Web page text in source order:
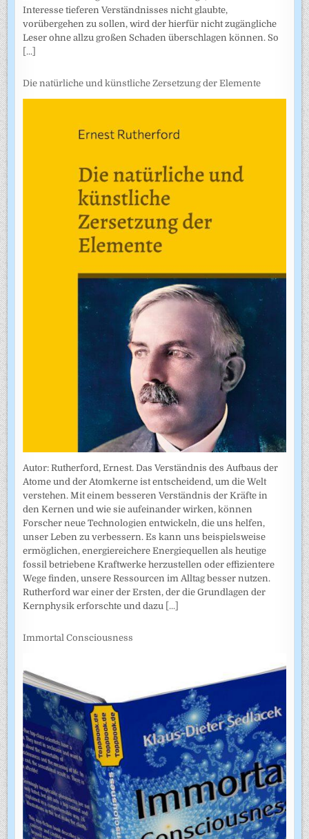
Interesse tieferen Verständnisses nicht glaubte,
vorübergehen zu sollen, wird der hierfür nicht zugängliche
Leser ohne allzu großen Schaden überschlagen können. So
[...]
Die natürliche und künstliche Zersetzung der Elemente
Autor: Rutherford, Ernest. Das Verständnis des Aufbaus der
Atome und der Atomkerne ist entscheidend, um die Welt
verstehen. Mit einem besseren Verständnis der Kräfte in
den Kernen und wie sie aufeinander wirken, können
Forscher neue Technologien entwickeln, die uns helfen,
unser Leben zu verbessern. Es kann uns beispielsweise
ermöglichen, energiereichere Energiequellen als heutige
fossil betriebene Kraftwerke herzustellen oder effizientere
Wege finden, unsere Ressourcen im Alltag besser nutzen.
Rutherford war einer der Ersten, der die Grundlagen der
Kernphysik erforschte und dazu [...]
Immortal Consciousness